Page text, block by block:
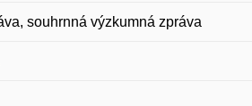
souhrnná výzkumná zpráva